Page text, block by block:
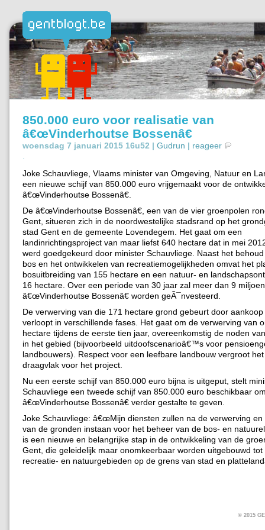
850.000 euro voor realisatie van
â€œVinderhoutse Bossenâ€
woensdag 7 januari 2015 16u52 | Gudrun | reageer
Joke Schauvliege, Vlaams minister van Omgeving, Natuur en
een nieuwe schijf van 850.000 euro vrijgemaakt voor de
â€œVinderhoutse Bossenâ€.
De â€œVinderhoutse Bossenâ€, een van de vier groenpolen
Gent, situeren zich in de noordwestelijke stadsrand op het
stad Gent en de gemeente Lovendegem. Het gaat om een
landinrichtingsproject van maar liefst 640 hectare dat in mei
werd goedgekeurd door minister Schauvliege. Naast het
bos en het ontwikkelen van recreatiemogelijkheden omvat het
bosuitbreiding van 155 hectare en een natuur- en
16 hectare. Over een periode van 30 jaar zal meer dan 9
â€œVinderhoutse Bossenâ€ worden geÃ¯nvesteerd.
De verwerving van die 171 hectare grond gebeurt door
verloopt in verschillende fases. Het gaat om de verwerving van
hectare tijdens de eerste tien jaar, overeenkomstig de noden
in het gebied (bijvoorbeeld uitdoofscenarioâ€™s voor
landbouwers). Respect voor een leefbare landbouw vergroot
draagvlak voor het project.
Nu een eerste schijf van 850.000 euro bijna is uitgeput, stelt
Schauvliege een tweede schijf van 850.000 euro beschikbaar
â€œVinderhoutse Bossenâ€ verder gestalte te geven.
Joke Schauvliege: â€œMijn diensten zullen na de verwerving en
van de gronden instaan voor het beheer van de bos- en
is een nieuwe en belangrijke stap in de ontwikkeling van de
Gent, die geleidelijk maar onomkeerbaar worden uitgebouwd tot
recreatie- en natuurgebieden op de grens van stad en
© 2015